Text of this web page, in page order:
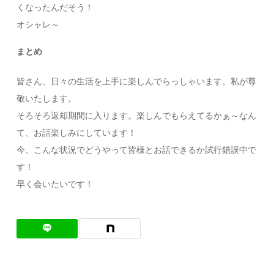
くなったんだそう！
オシャレ～
まとめ
皆さん、日々の生活を上手に楽しんでらっしゃいます。私が尊
敬いたします。
そろそろ返却期間に入ります。楽しんでもらえてるかぁ～なん
て、お話楽しみにしています！
今、こんな状況でどうやって皆様とお話できるか試行錯誤中で
す！
早く会いたいです！